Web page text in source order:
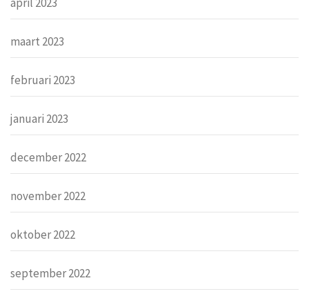
maart 2023
februari 2023
januari 2023
december 2022
november 2022
oktober 2022
september 2022